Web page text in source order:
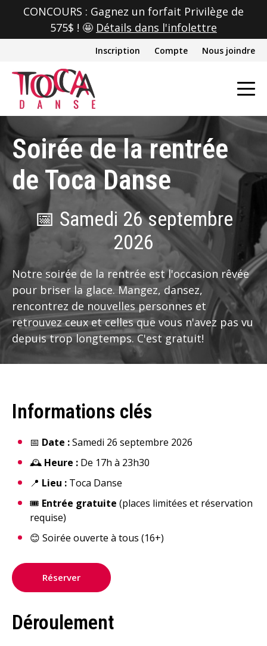
CONCOURS : Gagnez un forfait Privilège de
575$ ! 🤩 Détails dans l'infolettre
Inscription Compte Nous joindre
Soirée de la rentrée
de Toca Danse
📅 Samedi 26 septembre
2026
Notre soirée de la rentrée est l'occasion rêvée
pour briser la glace. Mangez, dansez,
rencontrez de nouvelles personnes et
retrouvez ceux et celles que vous n'avez pas vu
depuis trop longtemps. C'est gratuit!
Informations clés
📅 Date :Samedi 26 septembre 2026
🕰️ Heure : De 17h à 23h30
📍 Lieu : Toca Danse
🎟️ Entrée gratuite (places limitées et réservation
requise)
😊 Soirée ouverte à tous (16+)
Réserver
Déroulement